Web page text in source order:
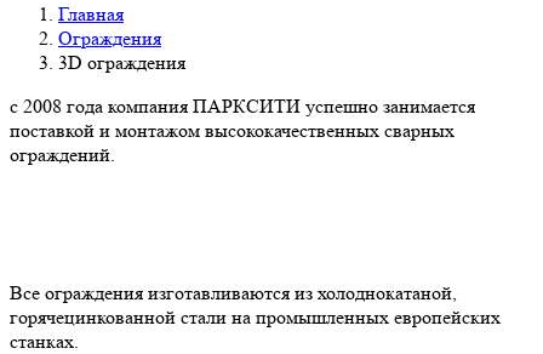
Главная
Ограждения
3D ограждения
с 2008 года компания ПАРКСИТИ успешно занимается
поставкой и монтажом высококачественных сварных
ограждений.
Все ограждения изготавливаются из холоднокатаной,
горячецинкованной стали на промышленных европейских
станках.